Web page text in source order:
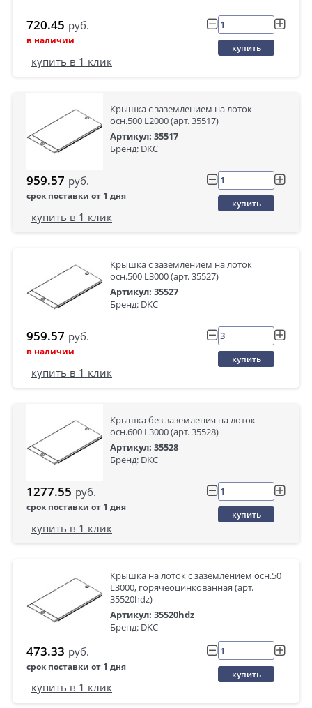
720.45 руб.
в наличии
купить
купить в 1 клик
Крышка с заземлением на лоток
осн.500 L2000 (арт. 35517)
Артикул: 35517
Бренд: DKC
959.57 руб.
срок поставки от 1 дня
купить
купить в 1 клик
Крышка с заземлением на лоток
осн.500 L3000 (арт. 35527)
Артикул: 35527
Бренд: DKC
959.57 руб.
в наличии
купить
купить в 1 клик
Крышка без заземления на лоток
осн.600 L3000 (арт. 35528)
Артикул: 35528
Бренд: DKC
1277.55 руб.
срок поставки от 1 дня
купить
купить в 1 клик
Крышка на лоток с заземлением осн.50
L3000, горячеоцинкованная (арт.
35520hdz)
Артикул: 35520hdz
Бренд: DKC
473.33 руб.
срок поставки от 1 дня
купить
купить в 1 клик